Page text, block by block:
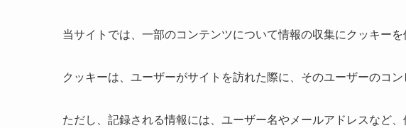
当サイトでは、一部のコンテンツについて情報の収集にクッキーを
クッキーは、ユーザーがサイトを訪れた際に、そのユーザーのコン
ただし、記録される情報には、ユーザー名やメールアドレスなど